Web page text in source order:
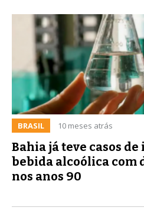
BRASIL 10 meses atrás
Bahia já teve casos
bebida alcoólica com
nos anos 90